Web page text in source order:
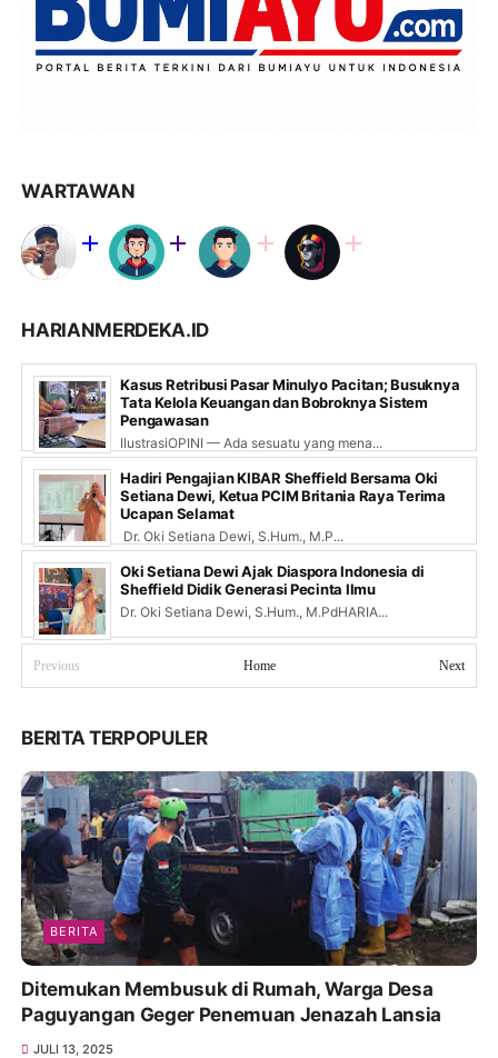
WARTAWAN
HARIANMERDEKA.ID
Kasus Retribusi Pasar Minulyo Pacitan; Busuknya
Tata Kelola Keuangan dan Bobroknya Sistem
Pengawasan
IlustrasiOPINI — Ada sesuatu yang mena...
Hadiri Pengajian KIBAR Sheffield Bersama Oki
Setiana Dewi, Ketua PCIM Britania Raya Terima
Ucapan Selamat
Dr. Oki Setiana Dewi, S.Hum., M.P...
Oki Setiana Dewi Ajak Diaspora Indonesia di
Sheffield Didik Generasi Pecinta Ilmu
Dr. Oki Setiana Dewi, S.Hum., M.PdHARIA...
Previous Next
Home
BERITA TERPOPULER
BERITA
Ditemukan Membusuk di Rumah, Warga Desa
Paguyangan Geger Penemuan Jenazah Lansia
JULI 13, 2025